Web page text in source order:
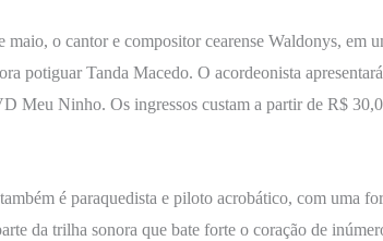
o cantor e compositor cearense Waldonys, em
potiguar Tanda Macedo. O acordeonista
Meu Ninho. Os ingressos custam a partir de R$
é paraquedista e piloto acrobático, com uma
da trilha sonora que bate forte o coração de